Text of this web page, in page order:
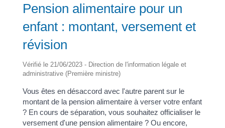
Pension alimentaire pour un
enfant : montant, versement et
révision
Vérifié le 21/06/2023 - Direction de l'information légale et
administrative (Première ministre)
Vous êtes en désaccord avec l'autre parent sur le
montant de la pension alimentaire à verser votre enfant
? En cours de séparation, vous souhaitez officialiser le
versement d'une pension alimentaire ? Ou encore,